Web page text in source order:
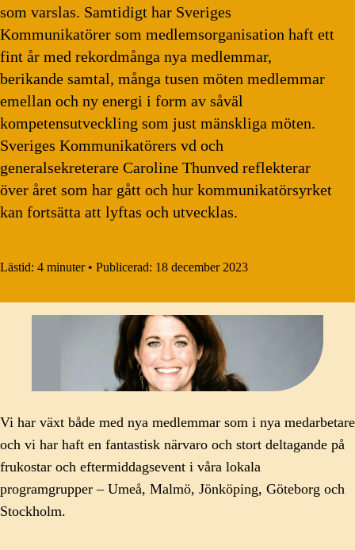
som varslas. Samtidigt har Sveriges
Kommunikatörer som medlemsorganisation haft ett
fint år med rekordmånga nya medlemmar,
berikande samtal, många tusen möten medlemmar
emellan och ny energi i form av såväl
kompetensutveckling som just mänskliga möten.
Sveriges Kommunikatörers vd och
generalsekreterare Caroline Thunved reflekterar
över året som har gått och hur kommunikatörsyrket
kan fortsätta att lyftas och utvecklas.
Lästid: 4 minuter • Publicerad: 18 december 2023
Vi har växt både med nya medlemmar som i nya medarbetare
och vi har haft en fantastisk närvaro och stort deltagande på
frukostar och eftermiddagsevent i våra lokala
programgrupper – Umeå, Malmö, Jönköping, Göteborg och
Stockholm.